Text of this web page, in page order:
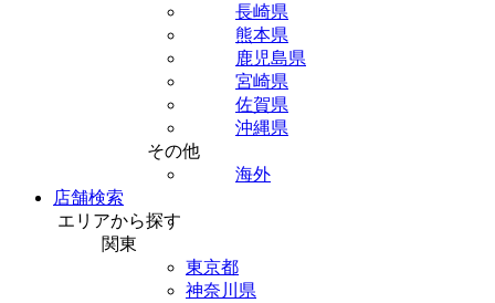
長崎県
熊本県
鹿児島県
宮崎県
佐賀県
沖縄県
その他
海外
店舗検索
エリアから探す
関東
東京都
神奈川県